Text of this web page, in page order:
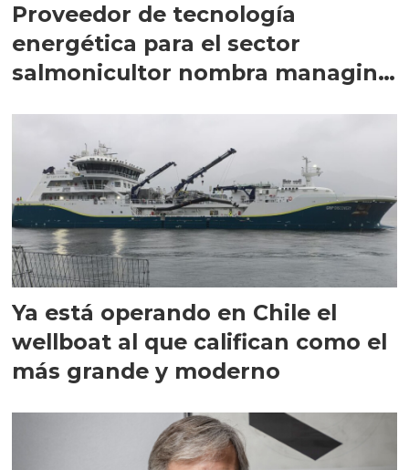
Proveedor de tecnología
energética para el sector
salmonicultor nombra managing
Ya está operando en Chile el
wellboat al que califican como el
más grande y moderno